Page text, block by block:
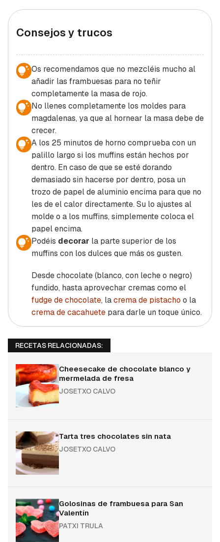
Consejos y trucos
Os recomendamos que no mezcléis mucho al
añadir las frambuesas para no teñir
completamente la masa de rojo.
No llenes completamente los moldes para
magdalenas, ya que al hornear la masa debe de
crecer.
A los 25 minutos de horno comprueba con un
palillo largo si los muffins están hechos por
dentro. En caso de que se esté dorando
demasiado sin hacerse por dentro, posa un
trozo de papel de aluminio encima para que no
les de el calor directamente. Su lo ajustes al
molde o a los muffins, simplemente coloca el
papel encima.
Podéis decorar la parte superior de los
muffins con los dulces que más os gusten.
Desde chocolate (blanco, con leche o negro)
fundido, hasta aprovechar cremas como el
fudge de chocolate, lacrema de pistacho o la
crema de cacahuete para darle un toque único.
RECETAS RELACIONADAS:
Cheesecake de chocolate blanco y
mermelada de fresa
JOSETXO CALVO
Tarta tres chocolates sin nata
JOSETXO CALVO
Golosinas de frambuesa para San
Valentín
PATXI TRULA